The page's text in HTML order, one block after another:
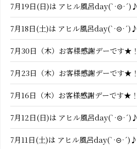
7月19日(日)は アヒル風呂day(`·⊝·´)♪
7月18日(土)は アヒル風呂day(`·⊝·´)♪
7月30日（木）お客様感謝デーです★！
7月23日（木）お客様感謝デーです★！
7月16日（木）お客様感謝デーです★！
7月12日(日)は アヒル風呂day(`·⊝·´)♪
7月11日(土)は アヒル風呂day(`·⊝·´)♪